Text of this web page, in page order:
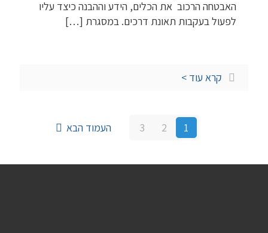
האבטחה הרכוב את הכלים, הידע וההבנה כיצד עליו
לפעול בעקבות תאונת דרכים. במסגרת […]
קרא עוד >
1
2
3 העמוד הבא